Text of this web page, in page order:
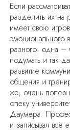
Если
разделить их на
имеет свою
эмоционального
разного: одна –
подумать и так
развитие
общения и
же, очень
опеку
Даумера.
и записывал все